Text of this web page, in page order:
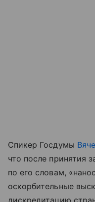
Спикер Госдумы
что после принятия
по его словам,
оскорбительные
дискредитацию